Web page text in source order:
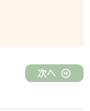
次へ